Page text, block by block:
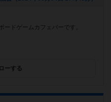
ードゲームカフェバーです。
ーする